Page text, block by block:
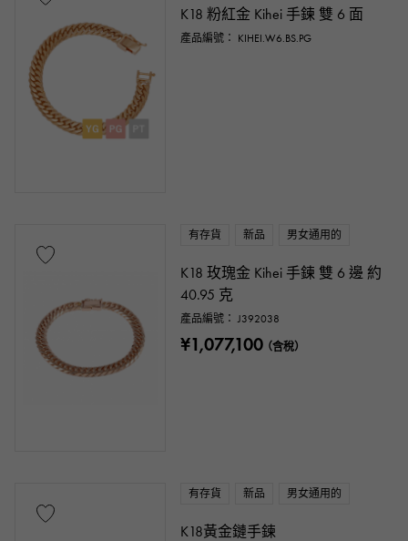
K18 粉紅金 Kihei 手鍊 雙 6 面
產品編號： KIHEI.W6.BS.PG
有存貨 新品 男女通用的
K18 玫瑰金 Kihei 手鍊 雙 6 邊 約
40.95 克
產品編號： J392038
¥1,077,100（含稅）
有存貨 新品 男女通用的
K18黃金鏈手鍊